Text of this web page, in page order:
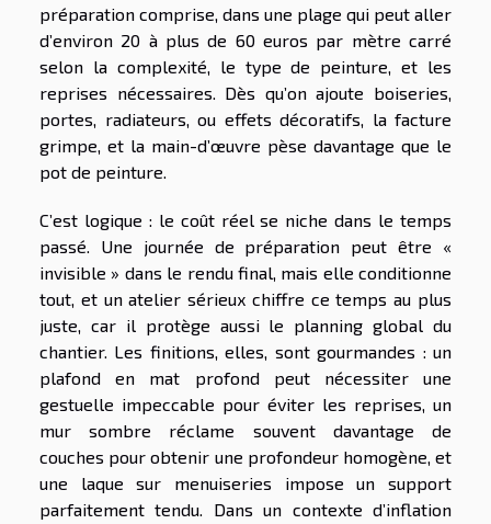
préparation comprise, dans une plage qui peut aller
d’environ 20 à plus de 60 euros par mètre carré
selon la complexité, le type de peinture, et les
reprises nécessaires. Dès qu’on ajoute boiseries,
portes, radiateurs, ou effets décoratifs, la facture
grimpe, et la main-d’œuvre pèse davantage que le
pot de peinture.
C’est logique : le coût réel se niche dans le temps
passé. Une journée de préparation peut être «
invisible » dans le rendu final, mais elle conditionne
tout, et un atelier sérieux chiffre ce temps au plus
juste, car il protège aussi le planning global du
chantier. Les finitions, elles, sont gourmandes : un
plafond en mat profond peut nécessiter une
gestuelle impeccable pour éviter les reprises, un
mur sombre réclame souvent davantage de
couches pour obtenir une profondeur homogène, et
une laque sur menuiseries impose un support
parfaitement tendu. Dans un contexte d’inflation